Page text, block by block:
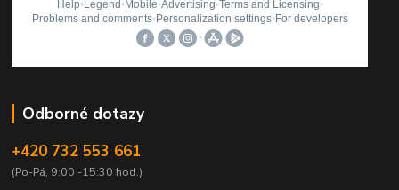
Odborné dotazy
+420 732 553 661
(Po-Pá, 9:00 -15:30 hod.)